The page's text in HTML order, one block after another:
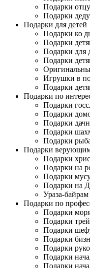
Подарки отцу
Подарки
Подарки для детей
Подарки ко
Подарки
Подарки для
Подарки
Игрушки в
Подарки
Подарки по
Подарки
Подарки
Подарки
Подарки
Подарки
Подарки
Подарки
Подарки на
Подарки
Подарки на
Ураза-
Подарки по
Подарки
Подарки
Подарки
Подарки
Подарки
Подарки
Подарки